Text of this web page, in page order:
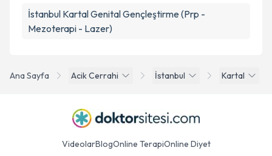
Ana Sayfa Acik Cerrahi İstanbul Kartal
İstanbul Kartal Genital Gençleştirme (Prp -
Mezoterapi - Lazer)
VideolarBlogOnline TerapiOnline Diyet